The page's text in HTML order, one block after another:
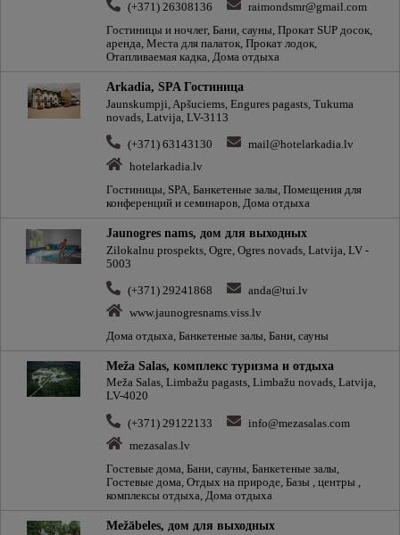
(+371) 26308136
raimondsmr@gmail.com
Гостиницы и ночлег, Бани, сауны, Прокат SUP досок,
аренда, Места для палаток, Прокат лодок,
Отапливаемая кадка, Дома отдыха
Arkadia, SPA Гостиница
Jaunskumpji, Apšuciems, Engures pagasts, Tukuma
novads, Latvija, LV-3113
(+371) 63143130
mail@hotelarkadia.lv
hotelarkadia.lv
Гостиницы, SPA, Банкетeные залы, Помещения для
конференций и семинаров, Дома отдыха
Jaunogres nams, дом для выходных
Zilokalnu prospekts, Ogre, Ogres novads, Latvija, LV -
5003
(+371) 29241868
anda@tui.lv
www.jaunogresnams.viss.lv
Дома отдыха, Банкетeные залы, Бани, сауны
Meža Salas, комплекс туризма и отдыха
Meža Salas, Limbažu pagasts, Limbažu novads, Latvija,
LV-4020
(+371) 29122133
info@mezasalas.com
mezasalas.lv
Гостевые дома, Бани, сауны, Банкетeные залы,
Гостевые дома, Отдых на природе, Базы , центры ,
комплексы отдыха, Дома отдыха
Mežābeles, дом для выходных